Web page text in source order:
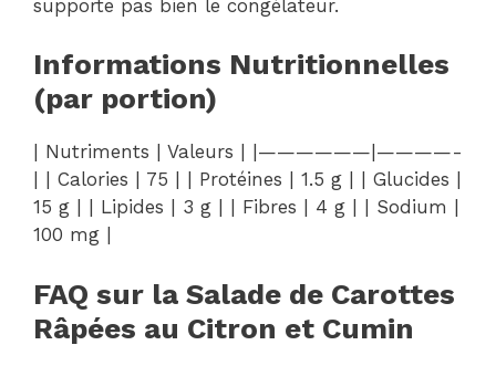
supporte pas bien le congélateur.
Informations Nutritionnelles
(par portion)
| Nutriments | Valeurs | |——————|————-
| | Calories | 75 | | Protéines | 1.5 g | | Glucides |
15 g | | Lipides | 3 g | | Fibres | 4 g | | Sodium |
100 mg |
FAQ sur la Salade de Carottes
Râpées au Citron et Cumin